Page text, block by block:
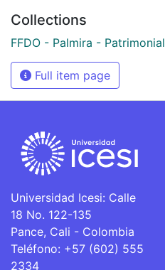
Collections
FFDO - Palmira - Patrimonial
Full item page
Universidad Icesi: Calle
18 No. 122-135
Pance, Cali - Colombia
Teléfono: +57 (602) 555
2334